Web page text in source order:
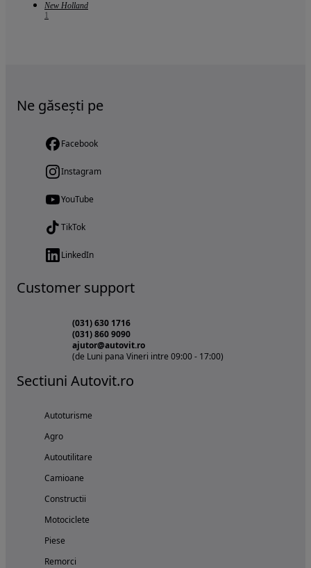
New Holland
1
Ne găsești pe
Facebook
Instagram
YouTube
TikTok
LinkedIn
Customer support
(031) 630 1716
(031) 860 9090
ajutor@autovit.ro
(de Luni pana Vineri intre 09:00 - 17:00)
Sectiuni Autovit.ro
Autoturisme
Agro
Autoutilitare
Camioane
Constructii
Motociclete
Piese
Remorci